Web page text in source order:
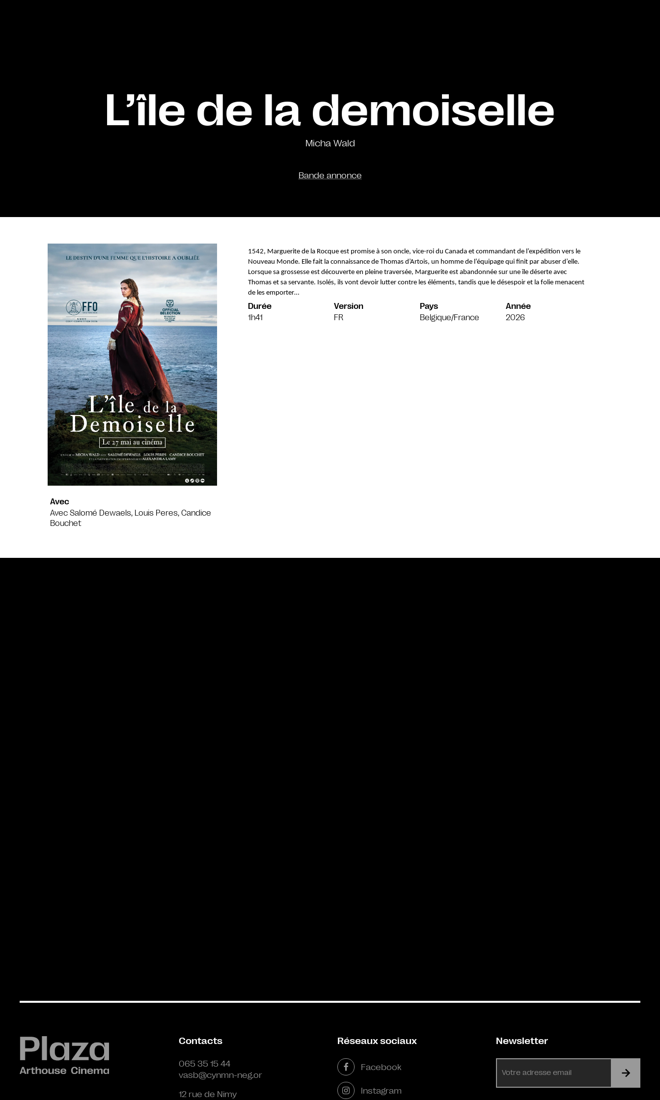
L’île de la demoiselle
Micha Wald
Bande annonce
Avec
Avec Salomé Dewaels, Louis Peres, Candice
Bouchet
1542, Marguerite de la Rocque est promise à son oncle, vice-roi du Canada et commandant de l’expédition vers le
Nouveau Monde. Elle fait la connaissance de Thomas d’Artois, un homme de l’équipage qui finit par abuser d’elle.
Lorsque sa grossesse est découverte en pleine traversée, Marguerite est abandonnée sur une île déserte avec
Thomas et sa servante. Isolés, ils vont devoir lutter contre les éléments, tandis que le désespoir et la folie menacent
de les emporter…
Durée
1h41
Version
FR
Pays
Belgique/France
Année
2026
Contacts
065 35 15 44
vasb@cynmn-neg.or
12 rue de Nimy
Réseaux sociaux
Facebook
Instagram
Newsletter
mail